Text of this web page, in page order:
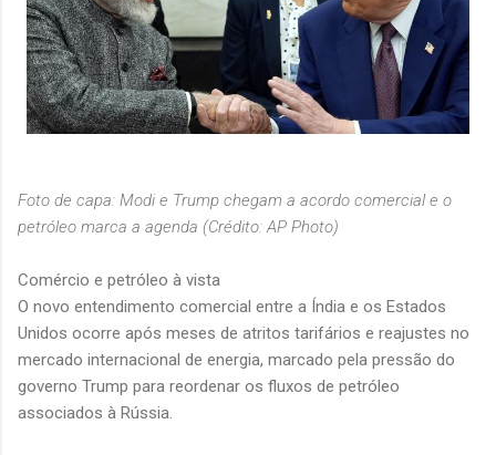
Foto de capa: Modi e Trump chegam a acordo comercial e o
petróleo marca a agenda (Crédito: AP Photo)
Comércio e petróleo à vista
O novo entendimento comercial entre a Índia e os Estados
Unidos ocorre após meses de atritos tarifários e reajustes no
mercado internacional de energia, marcado pela pressão do
governo Trump para reordenar os fluxos de petróleo
associados à Rússia.